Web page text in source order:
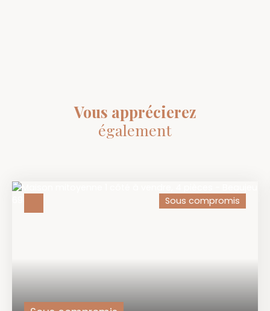
Vous apprécierez
également
Sous compromis